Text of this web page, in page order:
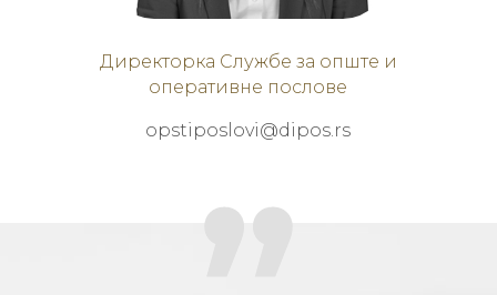
Директорка Службе за опште и
оперативне послове
opstiposlovi@dipos.rs